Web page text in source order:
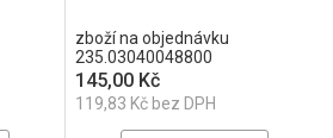
zboží na objednávku
235.03040048800
145,00 Kč
119,83 Kč bez DPH